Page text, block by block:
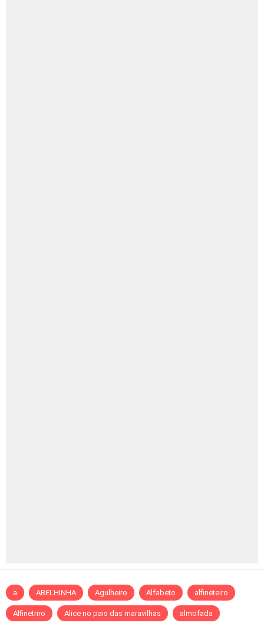
a ABELHINHA Agulheiro Alfabeto alfineteiro
Alfinetriro Alice no pais das maravilhas almofada